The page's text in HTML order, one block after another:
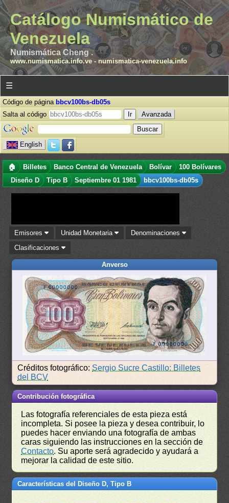
Catálogo Numismático de
Venezuela
Numismática Cheng .
www.numismatica.info.ve- numismatica-venezuela.info
☰
Código de página bbcv100bs-db05s
Salta al código
Avanzada
English
🏠 Billetes Banco Central de Venezuela Bolívar
100 Bolívares
Diseño D
Tipo B Septiembre 01 1981 bbcv100bs-db05s
Emisores Unidad Monetaria
Denominaciones
Clasificaciones
Anverso
Créditos fotográfico: Sergio Sucre Castillo: Billetes
del BCV
Contribución fotográfica
Las fotografía referenciales de esta pieza está
incompleta. Si posee la pieza y desea contribuir, lo
puedes hacer enviando una fotografía de ambas
caras siguiendo las instrucciones en la sección de
Contacto. Su aporte será agradecido y ayudará a
mejorar la calidad de este sitio.
Características del Diseño D, Tipo B